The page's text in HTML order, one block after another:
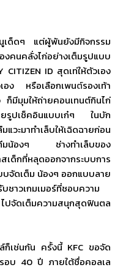
เด็ดๆ แต่ผู้พันยังมีกิจกรรม
งคนคลั่งไก่อย่างเต็มรูปแบบ
CITIZEN ID สุดเท่ให้ตัวเอง
อง หรือเลือกเพนต์รองเท้า
มีมุมให้ถ่ายคอนเทนต์กินไก่
ยรูปเช็คอินแบบเก๋ๆ ในบัก
วะมาทำเล็บให้เฉิดฉายก่อน
องๆ ช่างทำเล็บของ
สเด็กที่หลุดออกจากระบบการ
จัดเต็ม น้องๆ ออกแบบลาย
ชาวเกมเมอร์ที่ชอบความ
ไปจัดเต็มความสนุกสุดฟินตล
ก็เช่นกัน ครั้งนี้ KFC ขอจัด
อบ 40 ปี ภายใต้ชื่อคอลเล